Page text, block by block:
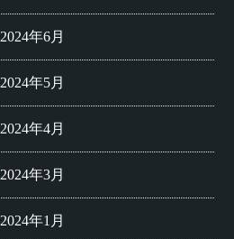
2024年6月
2024年5月
2024年4月
2024年3月
2024年1月